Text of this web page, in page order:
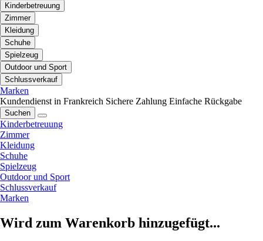
Kinderbetreuung
Zimmer
Kleidung
Schuhe
Spielzeug
Outdoor und Sport
Schlussverkauf
Marken
Kundendienst in Frankreich Sichere Zahlung Einfache Rückgabe
Suchen
Kinderbetreuung
Zimmer
Kleidung
Schuhe
Spielzeug
Outdoor und Sport
Schlussverkauf
Marken
Wird zum Warenkorb hinzugefügt...